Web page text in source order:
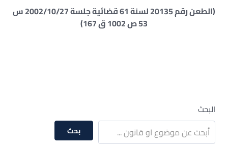
(الطعن رقم 20135 لسنة 61 قضائية جلسة 2002/10/27 س
53 ص 1002 ق 167)
البحث
بحث